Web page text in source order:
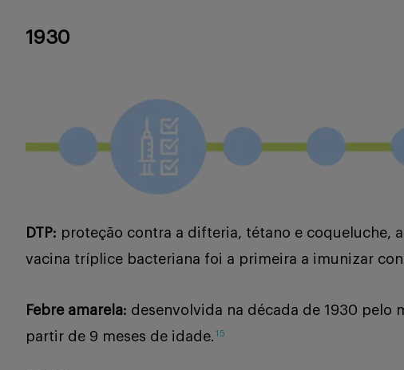
1930
DTP: proteção contra a difteria, tétano e coqueluche,
vacina tríplice bacteriana foi a primeira a imunizar
Febre amarela: desenvolvida na década de 1930 pelo
partir de 9 meses de idade. 15